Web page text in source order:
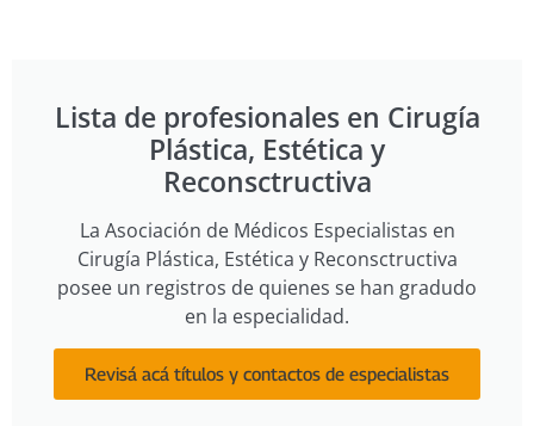
Lista de profesionales en Cirugía
Plástica, Estética y
Reconsctructiva
La Asociación de Médicos Especialistas en
Cirugía Plástica, Estética y Reconsctructiva
posee un registros de quienes se han gradudo
en la especialidad.
Revisá acá títulos y contactos de especialistas